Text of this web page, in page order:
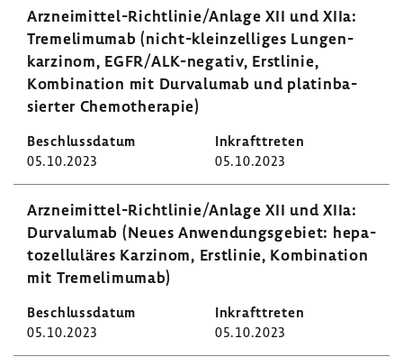
Arzneimittel-​Richtlinie/Anlage XII und XIIa:
Tremeli­mumab (nicht-​kleinzelliges Lungen­
kar­zinom, EGFR/ALK-​negativ, Erst­linie,
Kombi­na­tion mit Durvalumab und platin­ba­
sierter Chemo­the­rapie)
05.10.2023 05.10.2023
Arzneimittel-​Richtlinie/Anlage XII und XIIa:
Durvalumab (Neues Anwen­dungs­ge­biet: hepa­
to­zel­lu­läres Karzinom, Erst­linie, Kombi­na­tion
mit Tremeli­mumab)
05.10.2023 05.10.2023